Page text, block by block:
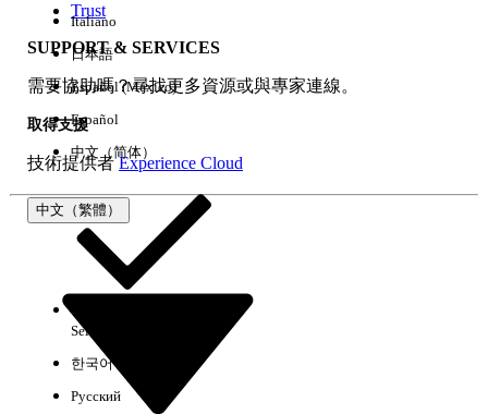
Trust
SUPPORT & SERVICES
需要協助嗎？尋找更多資源或與專家連線。
取得支援
技術提供者Experience Cloud
中文（繁體）
Italiano
日本語
Español (México)
Español
中文（简体）
Select Org
한국어
Русский